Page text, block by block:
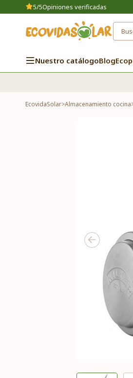
5/5Opiniones verificadas
Nuestro catálogoBlog
EcovidaSolar>Almacenamiento cocina